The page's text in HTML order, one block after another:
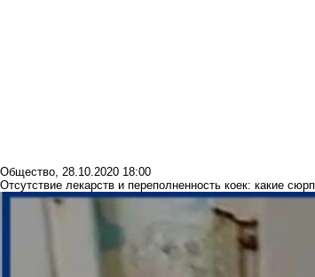
Общество, 28.10.2020 18:00
Отсутствие лекарств и переполненность коек: какие